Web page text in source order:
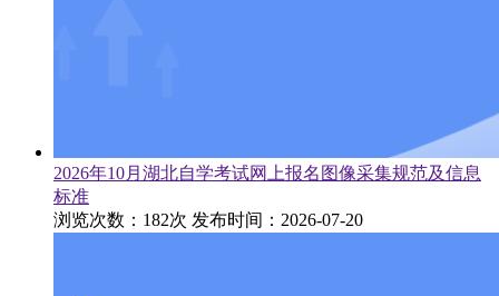
2026年10月湖北自学考试网上报名图像采集规范及信息
标准
浏览次数：182次 发布时间：2026-07-20